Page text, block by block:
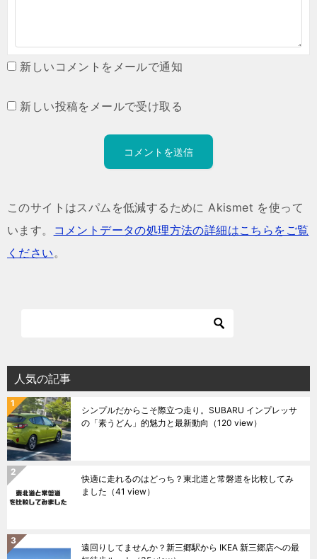
新しいコメントをメールで通知
新しい投稿をメールで受け取る
このサイトはスパムを低減するために Akismet を使って
います。
コメントデータの処理方法の詳細はこちらをご覧
ください。
人気の記事
シンプルだからこそ際立つ走り。SUBARU インプレッサ
の「素うどん」的魅力と最新動向 （120 view）
快適に走れるのはどっち？東北道と常磐道を比較してみ
ました （41 view）
遠回りしてませんか？新三郷駅から IKEA 新三郷店への最